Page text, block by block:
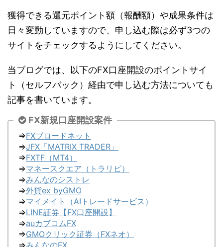
獲得できる還元ポイント額（報酬額）や成果条件は
日々変動していますので、申し込む際は必ず3つの
サイトをチェックするようにしてください。
当ブログでは、以下のFX口座開設のポイントサイ
ト（セルフバック）経由で申し込む方法についても
記事を書いています。
FX新規口座開設案件
⇒FXブロードネット
⇒JFX「MATRIX TRADER」
⇒FXTF（MT4）
⇒マネースクエア（トラリピ）
⇒みんなのシストレ
⇒外貨ex byGMO
⇒マイメイト（AIトレードサービス）
⇒LINE証券【FX口座開設】
⇒auカブコムFX
⇒GMOクリック証券（FXネオ）
⇒みんなのFX